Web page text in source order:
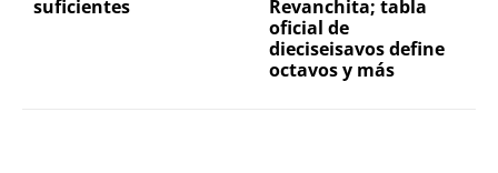
suficientes
Revanchita; tabla
oficial de
dieciseisavos define
octavos y más